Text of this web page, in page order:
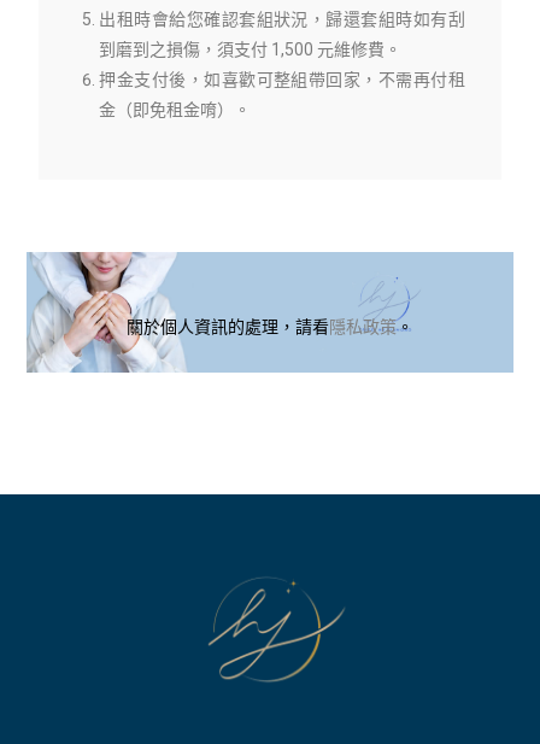
出租時會給您確認套組狀況，歸還套組時如有刮
到磨到之損傷，須支付 1,500 元維修費。
押金支付後，如喜歡可整組帶回家，不需再付租
金（即免租金唷）。
關於個人資訊的處理，請看隱私政策。